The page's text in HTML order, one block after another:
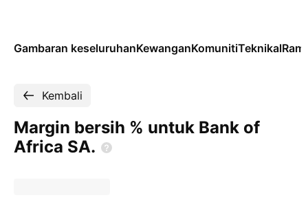
Gambaran keseluruhanKewanganKomunitiTeknikal
Kembali
Margin bersih % untuk Bank of
Africa SA.